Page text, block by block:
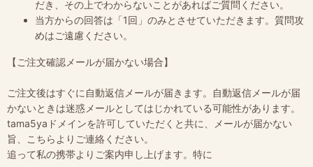
だき、その上でわからないことがあればご質問ください。
当方からの回答は「1回」のみとさせていただきます。質問攻
めはご遠慮ください。
【ご注文確認メールが届かない場合】
ご注文後はすぐに自動返信メールが届きます。自動返信メールが届
かないときは迷惑メールとしてはじかれている可能性があります。
tama5yaドメインを許可していただくと共に、メールが届かない
旨、こちらよりご連絡ください。
追って私の携帯よりご案内申し上げます。特に